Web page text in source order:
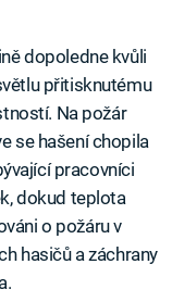
dopoledne kvůli
přitisknutému
Na požár
se hašení chopila
pracovníci
dokud teplota
o požáru v
hasičů a záchrany